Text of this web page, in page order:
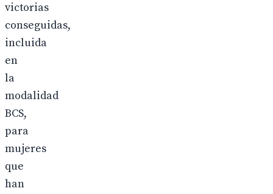
victorias
conseguidas,
incluida
en
la
modalidad
BCS,
para
mujeres
que
han